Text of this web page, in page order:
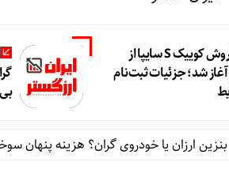
فروش کوییک S سایپا از
آغاز شد؛ جزئیات ثبت‌نام
یا خودروی گران؟ هزینه پنهان سوخت